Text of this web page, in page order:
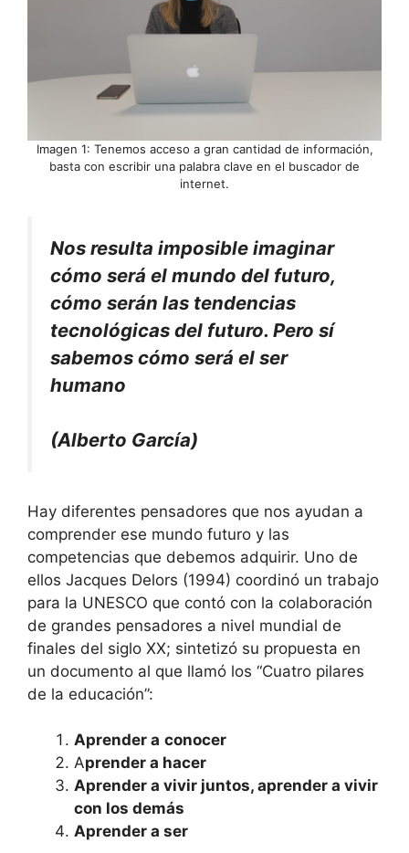
Imagen 1: Tenemos acceso a gran cantidad de información,
basta con escribir una palabra clave en el buscador de
internet.
Nos resulta imposible imaginar
cómo será el mundo del futuro,
cómo serán las tendencias
tecnológicas del futuro. Pero sí
sabemos cómo será el ser
humano
(Alberto García)
Hay diferentes pensadores que nos ayudan a
comprender ese mundo futuro y las
competencias que debemos adquirir. Uno de
ellos Jacques Delors (1994) coordinó un trabajo
para la UNESCO que contó con la colaboración
de grandes pensadores a nivel mundial de
finales del siglo XX; sintetizó su propuesta en
un documento al que llamó los “Cuatro pilares
de la educación”:
Aprender a conocer
Aprender a hacer
Aprender a vivir juntos, aprender a vivir
con los demás
Aprender a ser